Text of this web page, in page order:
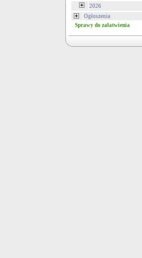
2026
Ogłoszenia
Sprawy do załatwienia